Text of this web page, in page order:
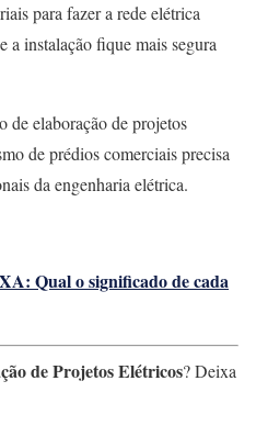
para fazer a rede elétrica
a instalação fique mais segura
de elaboração de projetos
de prédios comerciais precisa
da engenharia elétrica.
Qual o significado de cada
de Projetos Elétricos? Deixa